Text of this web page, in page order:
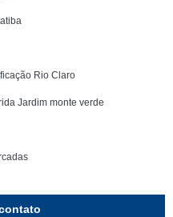
Rio Claro
Jardim monte verde